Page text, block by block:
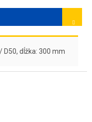
D50, dĺžka: 300 mm